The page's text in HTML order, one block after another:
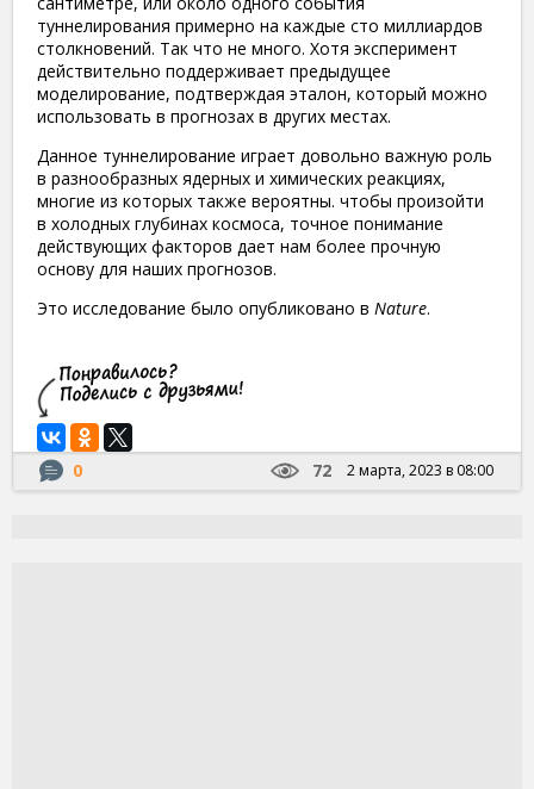
туннелирования примерно на каждые сто миллиардов
столкновений. Так что не много. Хотя эксперимент
действительно поддерживает предыдущее
моделирование, подтверждая эталон, который можно
использовать в прогнозах в других местах.
Данное туннелирование играет довольно важную роль
в разнообразных ядерных и химических реакциях,
многие из которых также вероятны. чтобы произойти
в холодных глубинах космоса, точное понимание
действующих факторов дает нам более прочную
основу для наших прогнозов.
Это исследование было опубликовано в Nature.
0 72 2 марта, 2023 в 08:00